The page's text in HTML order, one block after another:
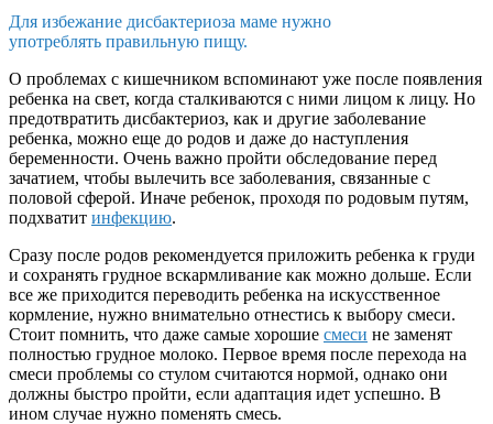
Для избежание дисбактериоза маме нужно
употреблять правильную пищу.
О проблемах с кишечником вспоминают уже после появления
ребенка на свет, когда сталкиваются с ними лицом к лицу. Но
предотвратить дисбактериоз, как и другие заболевание
ребенка, можно еще до родов и даже до наступления
беременности. Очень важно пройти обследование перед
зачатием, чтобы вылечить все заболевания, связанные с
половой сферой. Иначе ребенок, проходя по родовым путям,
подхватит инфекцию.
Сразу после родов рекомендуется приложить ребенка к груди
и сохранять грудное вскармливание как можно дольше. Если
все же приходится переводить ребенка на искусственное
кормление, нужно внимательно отнестись к выбору смеси.
Стоит помнить, что даже самые хорошие смеси не заменят
полностью грудное молоко. Первое время после перехода на
смеси проблемы со стулом считаются нормой, однако они
должны быстро пройти, если адаптация идет успешно. В
ином случае нужно поменять смесь.